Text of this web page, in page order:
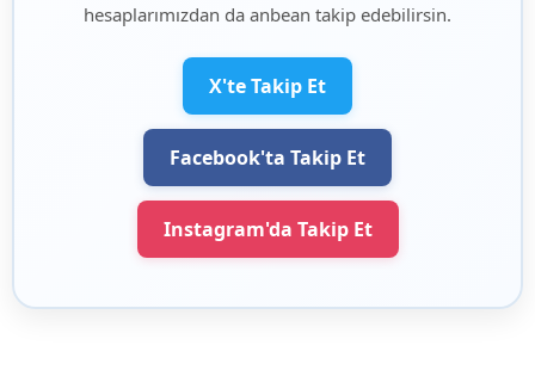
hesaplarımızdan da anbean takip edebilirsin.
X'te Takip Et
Facebook'ta Takip Et
Instagram'da Takip Et